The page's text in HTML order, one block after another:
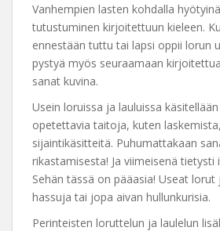
Vanhempien lasten kohdalla
tutustuminen kirjoitettuun kieleen.
ennestään tuttu tai lapsi oppii lorun
pystyä myös seuraamaan
sanat kuvina.
Usein loruissa ja lauluissa
opetettavia taitoja, kuten
sijaintikäsitteitä. Puhumattakaan
rikastamisesta! Ja viimeisenä tietysti
Sehän tässä on pääasia! Useat
hassuja tai jopa aivan hullunkurisia.
Perinteisten loruttelun ja laulelun